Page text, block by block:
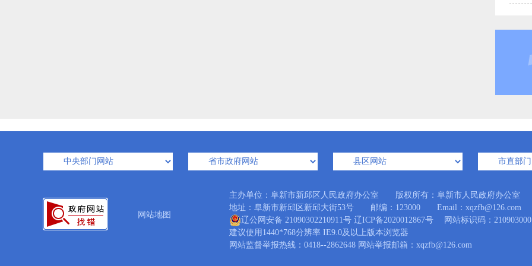
网站地图
主办单位：阜新市新邱区人民政府办公室 版权所有：阜新市人民政府办公室
地址：阜新市新邱区新邱大街53号 邮编：123000 Email：xqzfb@126.com
辽公网安备 21090302210911号 辽ICP备2020012867号 网站标识码：
建议使用1440*768分辨率 IE9.0及以上版本浏览器
网站监督举报热线：0418--2862648 网站举报邮箱：xqzfb@126.com